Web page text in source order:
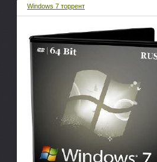
Windows 7 торрент